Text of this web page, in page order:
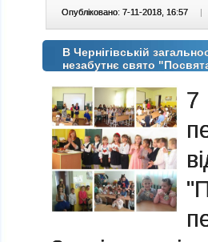
Опубліковано: 7-11-2018, 16:57 |
В Чернігівській
незабутнє свято